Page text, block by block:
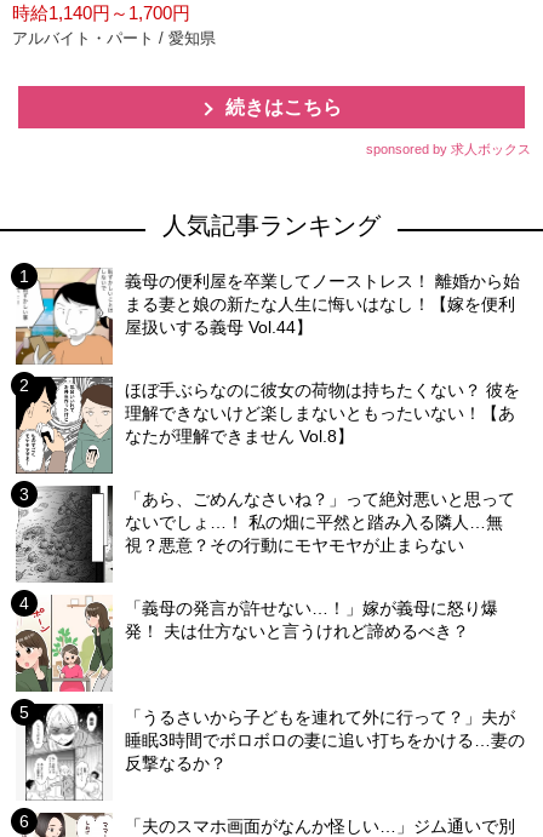
時給1,140円～1,700円
アルバイト・パート / 愛知県
続きはこちら
sponsored by 求人ボックス
人気記事ランキング
義母の便利屋を卒業してノーストレス！ 離婚から始
まる妻と娘の新たな人生に悔いはなし！【嫁を便利
屋扱いする義母 Vol.44】
ほぼ手ぶらなのに彼女の荷物は持ちたくない？ 彼を
理解できないけど楽しまないともったいない！【あ
なたが理解できません Vol.8】
「あら、ごめんなさいね？」って絶対悪いと思って
ないでしょ…！ 私の畑に平然と踏み入る隣人…無
視？悪意？その行動にモヤモヤが止まらない
「義母の発言が許せない…！」嫁が義母に怒り爆
発！ 夫は仕方ないと言うけれど諦めるべき？
「うるさいから子どもを連れて外に行って？」夫が
睡眠3時間でボロボロの妻に追い打ちをかける…妻の
反撃なるか？
「夫のスマホ画面がなんか怪しい…」ジム通いで別